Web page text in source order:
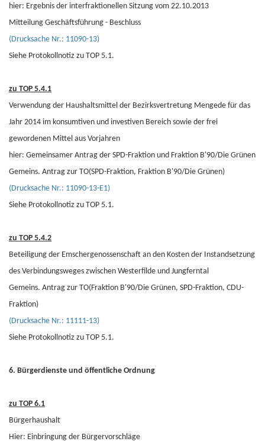
hier: Ergebnis der interfraktionellen Sitzung vom 22.10.2013
Mitteilung Geschäftsführung - Beschluss
(Drucksache Nr.: 11090-13)
Siehe Protokollnotiz zu TOP 5.1.
zu TOP 5.4.1
Verwendung der Haushaltsmittel der Bezirksvertretung Mengede für das
Jahr 2014 im konsumtiven und investiven Bereich sowie der frei
gewordenen Mittel aus Vorjahren
hier: Gemeinsamer Antrag der SPD-Fraktion und Fraktion B'90/Die Grünen
Gemeins. Antrag zur TO(SPD-Fraktion, Fraktion B'90/Die Grünen)
(Drucksache Nr.: 11090-13-E1)
Siehe Protokollnotiz zu TOP 5.1.
zu TOP 5.4.2
Beteiligung der Emschergenossenschaft an den Kosten der Instandsetzung
des Verbindungsweges zwischen Westerfilde und Jungferntal
Gemeins. Antrag zur TO(Fraktion B'90/Die Grünen, SPD-Fraktion, CDU-
Fraktion)
(Drucksache Nr.: 11111-13)
Siehe Protokollnotiz zu TOP 5.1.
6. Bürgerdienste und öffentliche Ordnung
zu TOP 6.1
Bürgerhaushalt
Hier: Einbringung der Bürgervorschläge